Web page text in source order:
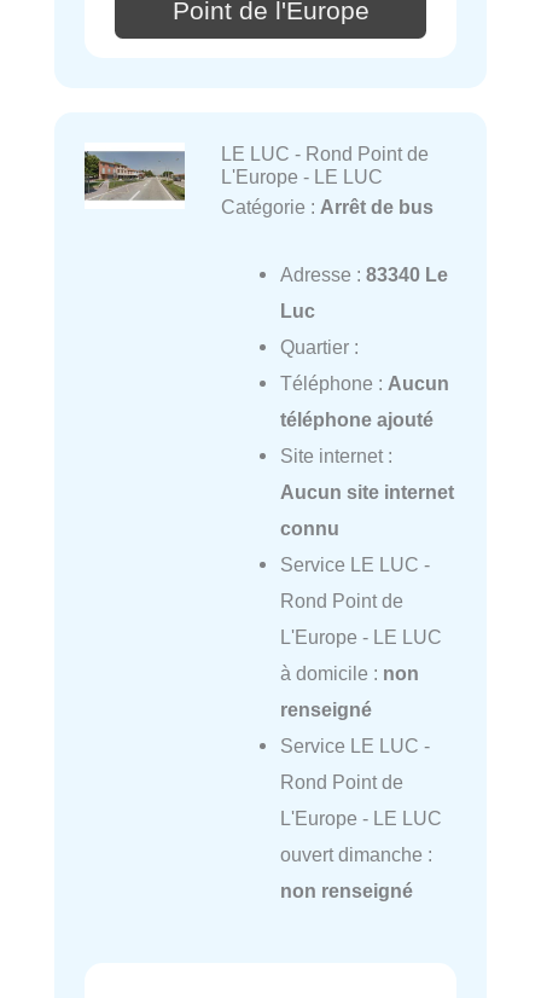
Point de l'Europe
LE LUC - Rond Point de
L'Europe - LE LUC
Catégorie : Arrêt de bus
Adresse : 83340 Le
Luc
Quartier :
Téléphone : Aucun
téléphone ajouté
Site internet :
Aucun site internet
connu
Service LE LUC -
Rond Point de
L'Europe - LE LUC
à domicile : non
renseigné
Service LE LUC -
Rond Point de
L'Europe - LE LUC
ouvert dimanche :
non renseigné